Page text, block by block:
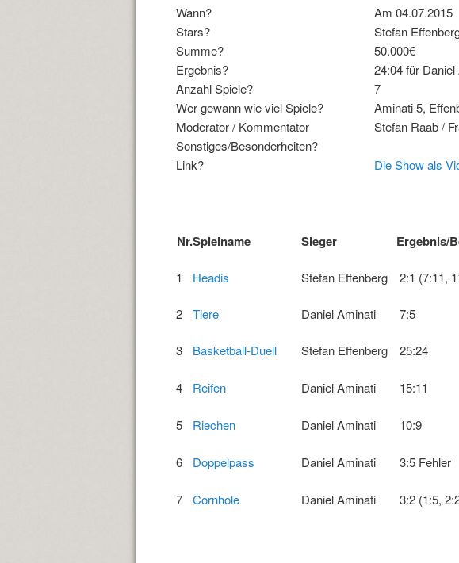
Wann?
Am 04.07.2015
Stars?
Stefan
Summe?
50.000€
Ergebnis?
24:04 für
Anzahl Spiele?
7
Wer gewann wie viel Spiele?
Aminati 5,
Moderator / Kommentator
Stefan Raab /
Sonstiges/Besonderheiten?
Link?
Die Show als
Nr.Spielname Sieger
1 Headis Stefan Effenberg 2:1 (7:11,
2 Tiere Daniel Aminati 7:5
3 Basketball-Duell Stefan Effenberg 25:24
4 Reifen Daniel Aminati 15:11
5 Riechen Daniel Aminati 10:9
6 Doppelpass Daniel Aminati 3:5 Fehler
7 Cornhole Daniel Aminati 3:2 (1:5,